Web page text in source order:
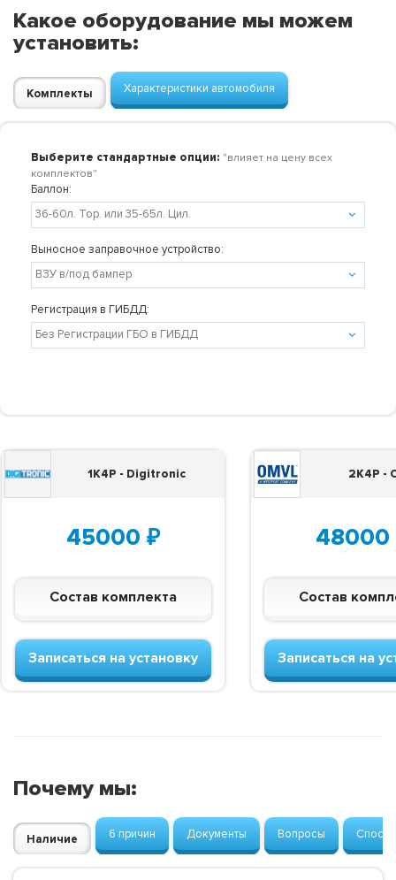
Какое оборудование мы можем
установить:
Комплекты Характеристики автомобиля
Выберите стандартные опции: "влияет на цену всех
комплектов"
Баллон:
Выносное заправочное устройство:
Регистрация в ГИБДД:
1K4P - Digitronic
45000 ₽
Состав комплекта
Записаться на установку
2K4P -
48000
Состав
Записаться на
Почему мы:
Наличие 6 причин Документы Вопросы